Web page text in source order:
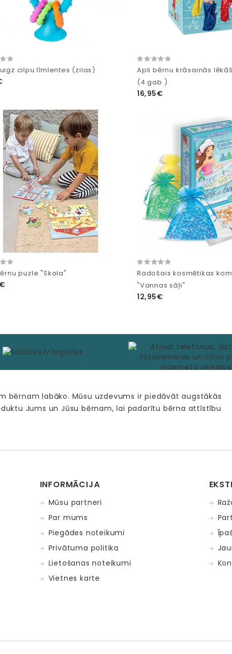
cilpu līmlentes (zilas)
Apli bērnu krāsainās
(4 gab.)
16,95€
puzle "Skola"
Radošais kosmētikas
"Vannas sāļi"
12,95€
bērnam labāko. Mūsu uzdevums ir piedāvāt augstākās
Jums un Jūsu bērnam, lai padarītu bērna attīstību
INFORMĀCIJA
Mūsu partneri
Par mums
Piegādes noteikumi
Privātuma politika
Lietošanas noteikumi
Vietnes karte